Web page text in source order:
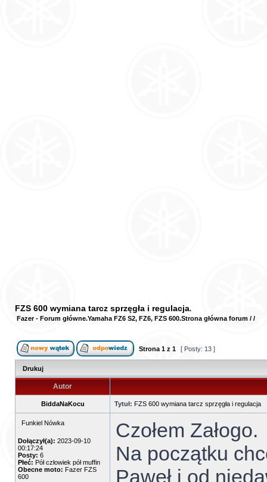
FZS 600 wymiana tarcz sprzęgła i regulacja
Strona główna forum /
Fazer - Forum główne /
Yamaha FZ6 S2, FZ6, FZS 600
Strona 1 z 1 [ Posty: 13 ]
Drukuj
Autor
BiddaNaKocu Tytuł: FZS 600 wymiana tarcz sprzęgła i regulacja
Funkiel Nówka
Dołączył(a): 2023-09-10
00:17:24
Posty: 6
Płeć: Pół człowiek pół muffin
Obecne moto: Fazer FZS
600
Czołem Załogo.
Na początku
Paweł i od